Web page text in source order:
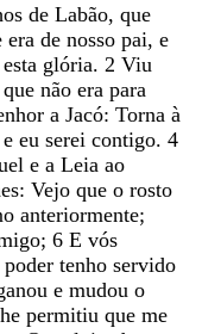
de Labão, que
era de nosso pai, e
esta glória. 2 Viu
que não era para
a Jacó: Torna à
e eu serei contigo. 4
e a Leia ao
: Vejo que o rosto
anteriormente;
; 6 E vós
poder tenho servido
e mudou o
permitiu que me